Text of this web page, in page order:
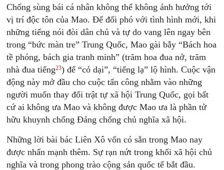
Chống sùng bái cá nhân không thể không ảnh hưởng tới
vị trí độc tôn của Mao. Ðể đối phó với tình hình mới, khi
những tiếng nói đòi dân chủ và tự do vang lên ngay bên
trong “bức màn tre” Trung Quốc, Mao gài bẫy “Bách hoa
tề phóng, bách gia tranh minh” (trăm hoa đua nở, trăm
nhà đua tiếng23) để “cỏ dại”, “tiếng lạ” lộ hình. Cuộc vận
động này mở đầu cho cuộc tấn công nhằm vào những
người muốn thay đổi trật tự xã hội Trung Quốc, gọi bất
cứ ai không ưa Mao và không được Mao ưa là phần tử
hữu khuynh chống Ðảng chống chủ nghĩa xã hội.
Những lời bài bác Liên Xô vốn có sẵn trong Mao nay
được nhấn mạnh thêm. Sự rạn nứt trong khối xã hội chủ
nghĩa và trong phong trào cộng sản quốc tế bắt đầu.